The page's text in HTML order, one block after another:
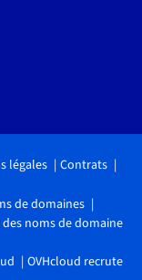
légales
Contrats
de domaines
noms de domaine
OVHcloud recrute